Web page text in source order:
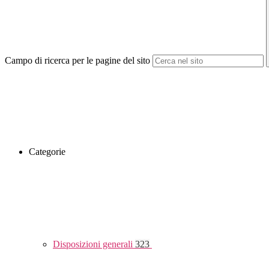
Campo di ricerca per le pagine del sito
Categorie
Disposizioni generali 323